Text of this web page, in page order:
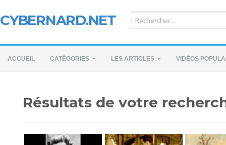
CYBERNARD.NET
ACCUEIL CATÉGORIES LES ARTICLES VIDÉOS
Résultats de votre